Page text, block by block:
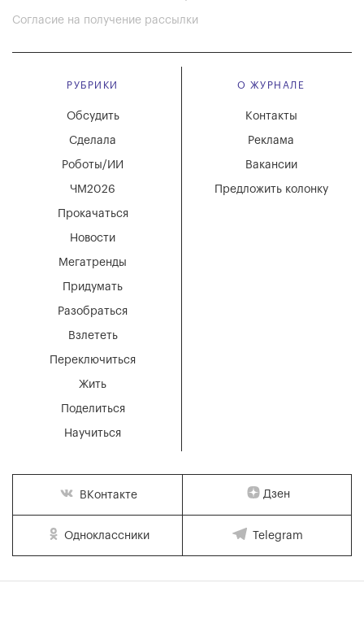
Согласие на получение рассылки
РУБРИКИ
Мегатренды
Придумать
Разобраться
Взлететь
Новости
Переключиться
Жить
Поделиться
Научиться
Обсудить
Сделала
Роботы/ИИ
ЧМ2026
Прокачаться
О ЖУРНАЛЕ
Вакансии
Реклама
Контакты
Предложить колонку
ВКонтакте Дзен
Одноклассники Telegram